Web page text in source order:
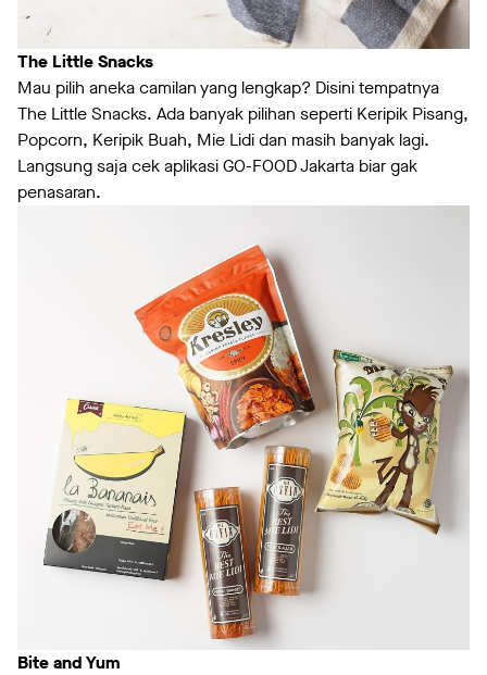
The Little Snacks
Mau pilih aneka camilan yang lengkap? Disini tempatnya
The Little Snacks. Ada banyak pilihan seperti Keripik Pisang,
Popcorn, Keripik Buah, Mie Lidi dan masih banyak lagi.
Langsung saja cek aplikasi GO-FOOD Jakarta biar gak
penasaran.
Bite and Yum